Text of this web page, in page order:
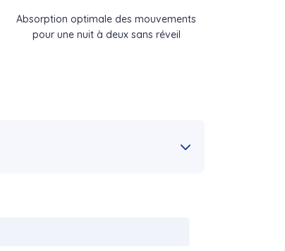
Absorption optimale des mouvements
pour une nuit à deux sans réveil